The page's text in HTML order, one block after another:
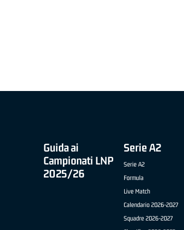
Guida ai
Campionati LNP
2025/26
Serie A2
Serie A2
Formula
Live Match
Calendario 2026-2027
Squadre 2026-2027